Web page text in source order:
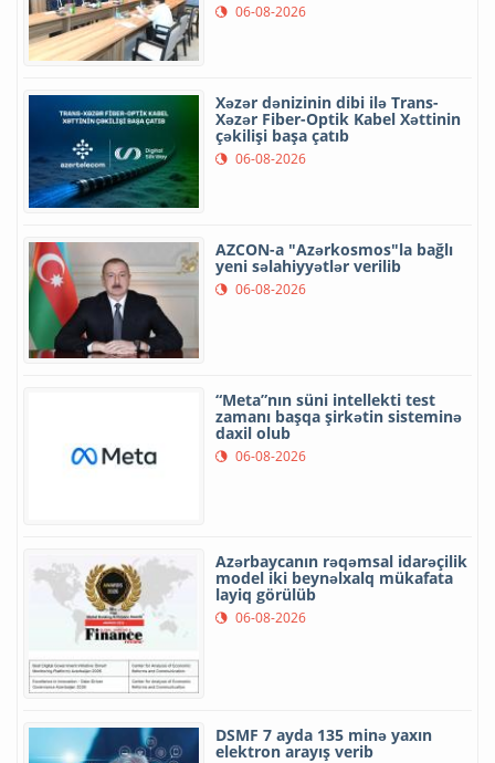
06-08-2026
Xəzər dənizinin dibi ilə Trans-
Xəzər Fiber-Optik Kabel Xəttinin
çəkilişi başa çatıb
06-08-2026
AZCON-a "Azərkosmos"la bağlı
yeni səlahiyyətlər verilib
06-08-2026
“Meta”nın süni intellekti test
zamanı başqa şirkətin sisteminə
daxil olub
06-08-2026
Azərbaycanın rəqəmsal idarəçilik
model iki beynəlxalq mükafata
layiq görülüb
06-08-2026
DSMF 7 ayda 135 minə yaxın
elektron arayış verib